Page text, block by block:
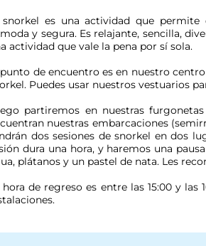
snorkel es una actividad que
y segura. Es relajante, sencilla,
actividad que vale la pena por sí sola.
de encuentro es en nuestro
Puedes usar nuestros vestuarios
partiremos en nuestras
nuestras embarcaciones
dos sesiones de snorkel en dos
dura una hora, y haremos una
plátanos y un pastel de nata. Les
hora de regreso es entre las 15:00 y